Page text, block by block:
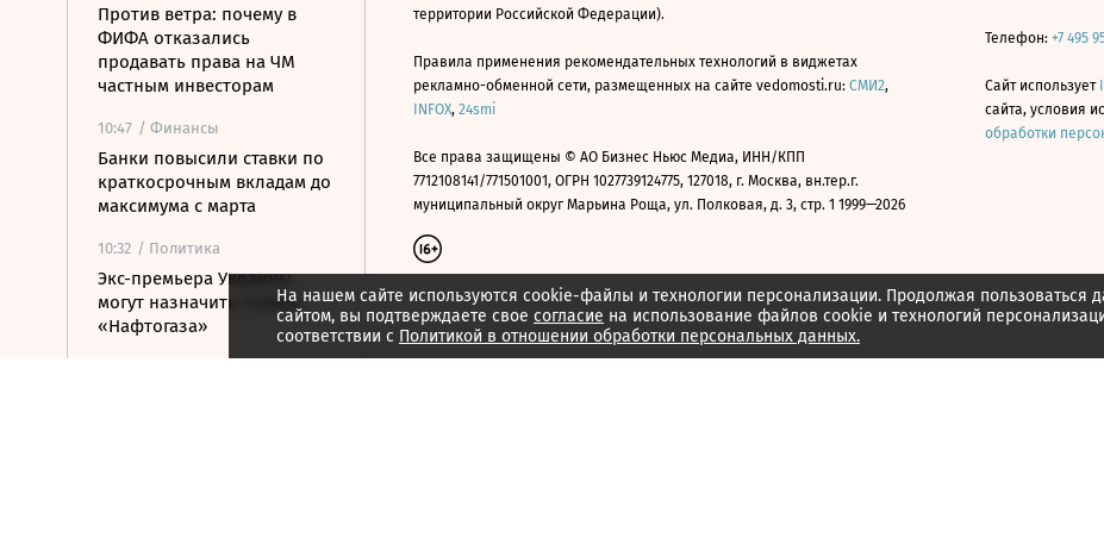
Против ветра: почему в
ФИФА отказались
продавать права на ЧМ
частным инвесторам
10:47 / Финансы
Банки повысили ставки по
краткосрочным вкладам до
максимума с марта
10:32 / Политика
Экс-премьера Украины
могут назначить главой
«Нафтогаза»
На нашем сайте используются cookie-файлы и технологии персонализации. Продолжая пользоваться
сайтом, вы подтверждаете свое согласие на использование файлов cookie и технологий
соответствии с Политикой в отношении обработки персональных данных.
территории Российской Федерации).
Правила применения рекомендательных технологий в виджетах
рекламно-обменной сети, размещенных на сайте vedomosti.ru: СМИ2,
INFOX, 24smi
Все права защищены © АО Бизнес Ньюс Медиа, ИНН/КПП
7712108141/771501001, ОГРН 1027739124775, 127018, г. Москва, вн.тер.г.
муниципальный округ Марьина Роща, ул. Полковая, д. 3, стр. 1 1999—2026
Телефон: +7 495
Сайт использует
сайта, условия
обработки